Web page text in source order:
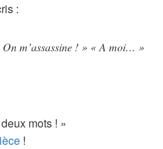
:
On m’assassine ! » « A moi… »
mots ! »
!